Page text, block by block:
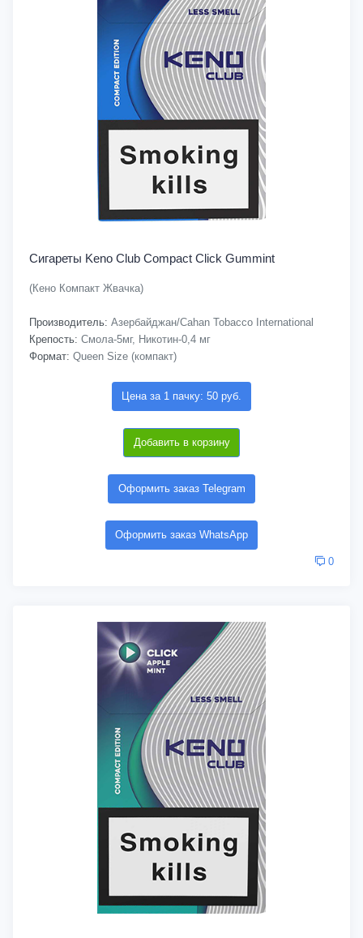
Сигареты Keno Club Compact Click Gummint
(Кено Компакт Жвачка)
Производитель: Азербайджан/Cahan Tobacco International
Крепость: Смола-5мг, Никотин-0,4 мг
Формат: Queen Size (компакт)
Цена за 1 пачку: 50 руб.
Добавить в корзину
Оформить заказ Telegram
Оформить заказ WhatsApp
0